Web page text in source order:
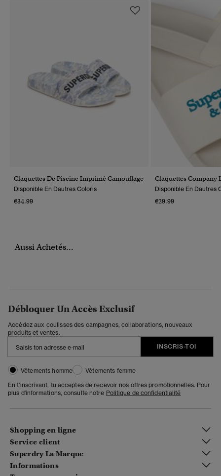
Claquettes De Piscine Imprimé Camouflage
Disponible En Dautres Coloris
€34.99
Claquettes Company
Disponible En Dautres
€29.99
Aussi Achetés...
Débloquer Un Accès Exclusif
Accédez aux coulisses des campagnes, collaborations, nouveaux
produits et ventes.
INSCRIS-TOI
Vêtements homme
Vêtements femme
En t'inscrivant, tu acceptes de recevoir nos offres promotionnelles. Pour
plus d'informations, consulte notre Politique de confidentialité
Shopping en ligne
Service client
Superdry La Marque
Informations